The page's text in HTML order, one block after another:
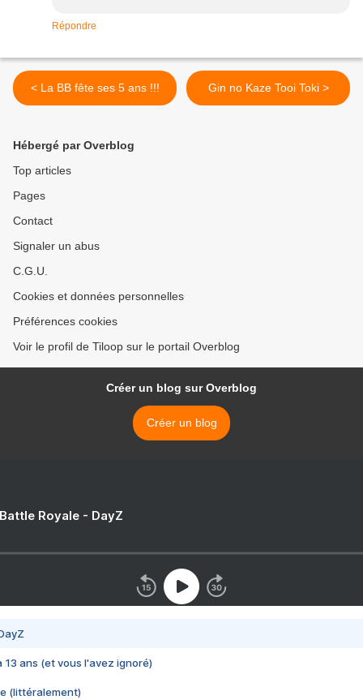
Répondre
< La BB fête ses 5 ans !!! Gin no Kaze Tooi Toki >
Hébergé par Overblog
Top articles
Pages
Contact
Signaler un abus
C.G.U.
Cookies et données personnelles
Préférences cookies
Voir le profil de Tiloop sur le portail Overblog
Créer un blog sur Overblog
Créer un blog
Royale - DayZ
13 ans (et vous l'avez ignoré)
(littéralement)